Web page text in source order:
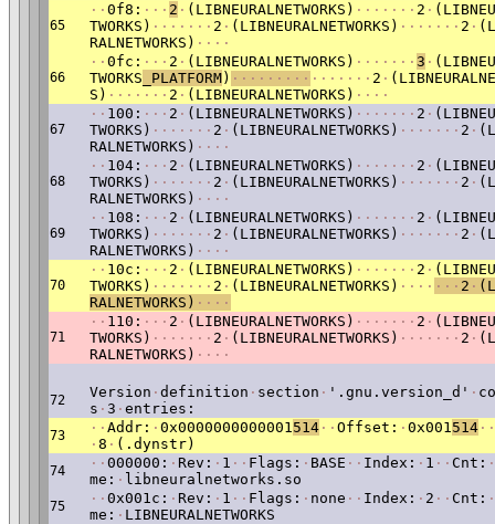
65
· · 0f8: · · · 2 · (LIBNEURALNETWORKS) · · · · · · · 2 ·
TWORKS) · · · · · · · 2 · (LIBNEURALNETWORKS) · · · · · · · 2 ·
RALNETWORKS) · · · ·
66
· · 0fc: · · · 2 · (LIBNEURALNETWORKS) · · · · · · · 3 ·
TWORKS _PLATFORM) · · · · · · · · · · · · · · · · 2 ·
S) · · · · · · · 2 · (LIBNEURALNETWORKS) · · · ·
67
· · 100: · · · 2 · (LIBNEURALNETWORKS) · · · · · · · 2 ·
TWORKS) · · · · · · · 2 · (LIBNEURALNETWORKS) · · · · · · · 2 ·
RALNETWORKS) · · · ·
68
· · 104: · · · 2 · (LIBNEURALNETWORKS) · · · · · · · 2 ·
TWORKS) · · · · · · · 2 · (LIBNEURALNETWORKS) · · · · · · · 2 ·
RALNETWORKS) · · · ·
69
· · 108: · · · 2 · (LIBNEURALNETWORKS) · · · · · · · 2 ·
TWORKS) · · · · · · · 2 · (LIBNEURALNETWORKS) · · · · · · · 2 ·
RALNETWORKS) · · · ·
70
· · 10c: · · · 2 · (LIBNEURALNETWORKS) · · · · · · · 2 ·
TWORKS) · · · · · · · 2 · (LIBNEURALNETWORKS) · · · · · · · 2 ·
RALNETWORKS) · · · ·
71
· · 110: · · · 2 · (LIBNEURALNETWORKS) · · · · · · · 2 ·
TWORKS) · · · · · · · 2 · (LIBNEURALNETWORKS) · · · · · · · 2 ·
RALNETWORKS) · · · ·
72 Version · definition · section · '.gnu.version_d' ·
s · 3 · entries:
73 · · Addr: · 0x0000000000001514 · · Offset: · 0x001514 · ·
· 8 · (.dynstr)
74 · · 000000: · Rev: · 1 · · Flags: · BASE · · Index: · 1 · · Cnt: ·
me: · libneuralnetworks.so
75 · · 0x001c: · Rev: · 1 · · Flags: · none · · Index: · 2 · · Cnt: ·
me: · LIBNEURALNETWORKS